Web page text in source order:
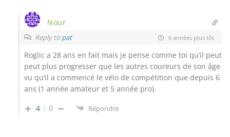
Nour
Reply to pat 6 années plus tôt
Roglic a 28 ans en fait mais je pense comme toi qu’il peut
peut plus progresser que les autres coureurs de son âge
vu qu’il a commencé le vélo de compétition que depuis 6
ans (1 année amateur et 5 année pro).
4
0 Répondre